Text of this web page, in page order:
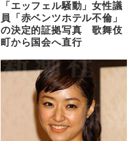
「エッフェル騒動」女性議
員「赤ベンツホテル不倫」
の決定的証拠写真 歌舞伎
町から国会へ直行